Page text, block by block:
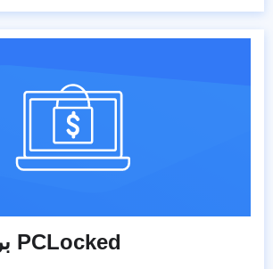
برنامج الفدية PCLocked